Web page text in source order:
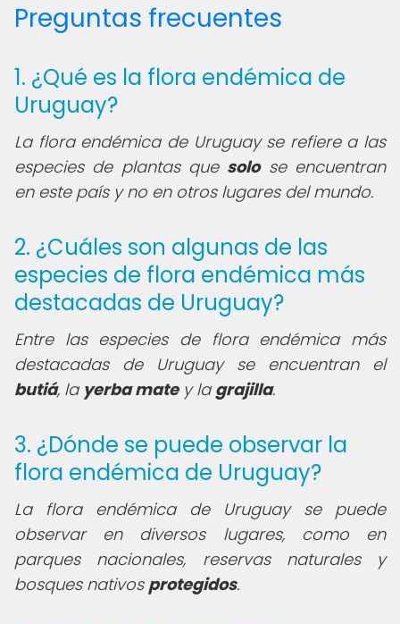
Preguntas frecuentes
1. ¿Qué es la flora endémica de
Uruguay?
La flora endémica de Uruguay se refiere a las
especies de plantas que solose encuentran
en este país y no en otros lugares del mundo.
2. ¿Cuáles son algunas de las
especies de flora endémica más
destacadas de Uruguay?
Entre las especies de flora endémica más
destacadas de Uruguay se encuentran el
butiá, la yerba matey la grajilla.
3. ¿Dónde se puede observar la
flora endémica de Uruguay?
La flora endémica de Uruguay se puede
observar en diversos lugares, como en
parques nacionales, reservas naturales y
bosques nativos protegidos.